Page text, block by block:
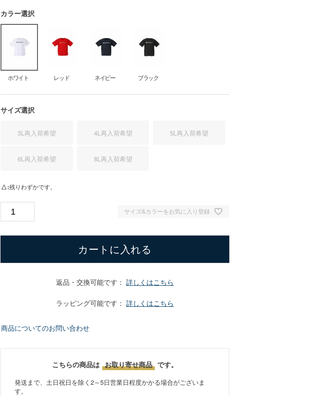
カラー選択
ホワイト レッド ネイビー ブラック
サイズ選択
3L再入荷希望 4L再入荷希望 5L再入荷希望
6L再入荷希望 8L再入荷希望
△ 残りわずかです。
サイズ&カラーをお気に入り登録
カートに入れる
返品・交換可能です： 詳しくはこちら
ラッピング可能です： 詳しくはこちら
商品についてのお問い合わせ
こちらの商品は お取り寄せ商品 です。
発送まで、土日祝日を除く2～5日営業日程度かかる場合がございま
す。